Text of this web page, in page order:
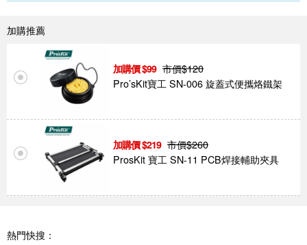
加購推薦
99 市價$120
Pro’sKit寶工 SN-006 旋蓋式便攜烙鐵架
219 市價$260
ProsKit 寶工 SN-11 PCB焊接輔助夾具
熱門快搜：